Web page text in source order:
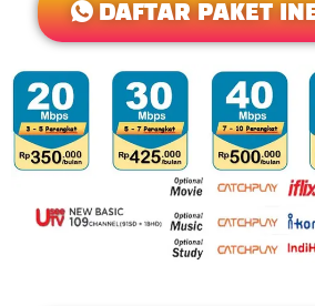
DAFTAR PAKET